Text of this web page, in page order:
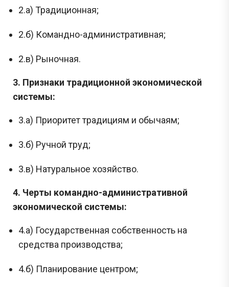
2.а) Традиционная;
2.б) Командно-административная;
2.в) Рыночная.
3. Признаки традиционной экономической
системы:
3.а) Приоритет традициям и обычаям;
3.б) Ручной труд;
3.в) Натуральное хозяйство.
4. Черты командно-административной
экономической системы:
4.а) Государственная собственность на
средства производства;
4.б) Планирование центром;